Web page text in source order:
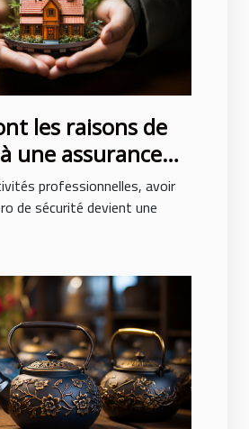
les raisons de
une assurance
?professionnelles, avoir
de sécurité devient une